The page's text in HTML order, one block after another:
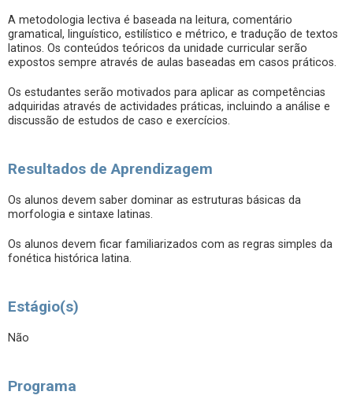
A metodologia lectiva é baseada na leitura, comentário
gramatical, linguístico, estilístico e métrico, e tradução de textos
latinos. Os conteúdos teóricos da unidade curricular serão
expostos sempre através de aulas baseadas em casos práticos.
Os estudantes serão motivados para aplicar as competências
adquiridas através de actividades práticas, incluindo a análise e
discussão de estudos de caso e exercícios.
Resultados de Aprendizagem
Os alunos devem saber dominar as estruturas básicas da
morfologia e sintaxe latinas.
Os alunos devem ficar familiarizados com as regras simples da
fonética histórica latina.
Estágio(s)
Não
Programa